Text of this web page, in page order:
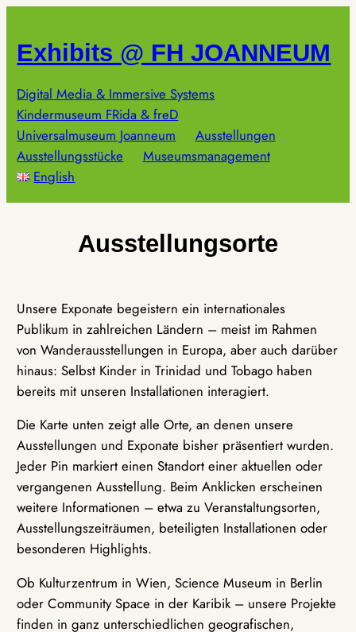
springen
Exhibits @ FH JOANNEUM
Digital Media & Immersive Systems
Kindermuseum FRida & freD
Universalmuseum Joanneum
Ausstellungen
Ausstellungsstücke
Museumsmanagement
English
Ausstellungsorte
Unsere Exponate begeistern ein internationales
Publikum in zahlreichen Ländern – meist im Rahmen
von Wanderausstellungen in Europa, aber auch darüber
hinaus: Selbst Kinder in Trinidad und Tobago haben
bereits mit unseren Installationen interagiert.
Die Karte unten zeigt alle Orte, an denen unsere
Ausstellungen und Exponate bisher präsentiert wurden.
Jeder Pin markiert einen Standort einer aktuellen oder
vergangenen Ausstellung. Beim Anklicken erscheinen
weitere Informationen – etwa zu Veranstaltungsorten,
Ausstellungszeiträumen, beteiligten Installationen oder
besonderen Highlights.
Ob Kulturzentrum in Wien, Science Museum in Berlin
oder Community Space in der Karibik – unsere Projekte
finden in ganz unterschiedlichen geografischen,